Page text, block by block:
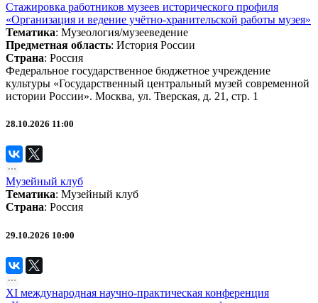
Стажировка работников музеев исторического профиля
«Организация и ведение учётно-хранительской работы музея»
Тематика: Музеология/музееведение
Предметная область: История России
Страна: Россия
Федеральное государственное бюджетное учреждение
культуры «Государственный центральный музей современной
истории России». Москва, ул. Тверская, д. 21, стр. 1
28.10.2026 11:00
Музейный клуб
Тематика: Музейный клуб
Страна: Россия
29.10.2026 10:00
XI международная научно-практическая конференция